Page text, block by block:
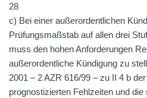
28
c) Bei einer außerordentlichen
Prüfungsmaßstab auf allen drei
muss den hohen Anforderungen
außerordentliche Kündigung zu
2001 – 2 AZR 616/99 – zu II 4 b
prognostizierten Fehlzeiten und